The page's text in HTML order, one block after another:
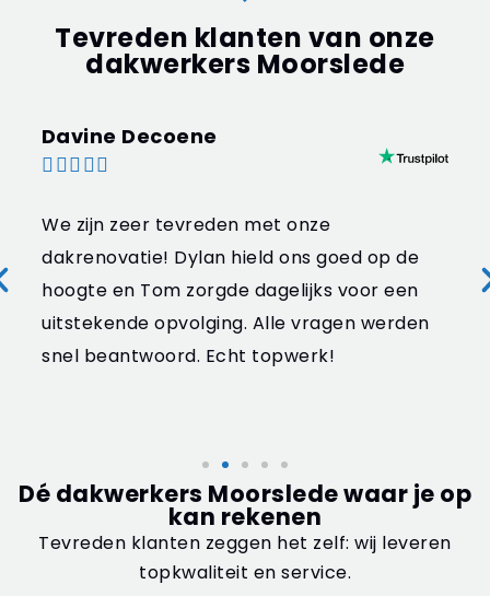
Tevreden klanten van onze
dakwerkers Moorslede
Davine Decoene
    
We zijn zeer tevreden met onze
dakrenovatie! Dylan hield ons goed op de
hoogte en Tom zorgde dagelijks voor een
uitstekende opvolging. Alle vragen werden
snel beantwoord. Echt topwerk!
Dé dakwerkers Moorslede waar je op
kan rekenen
Tevreden klanten zeggen het zelf: wij leveren
topkwaliteit en service.